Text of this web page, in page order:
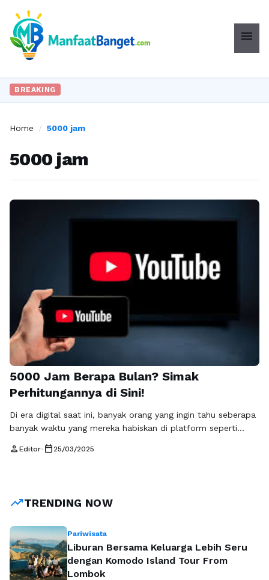
menu
BREAKING
Home / 5000 jam
5000 jam
5000 Jam Berapa Bulan? Simak
Perhitungannya di Sini!
Di era digital saat ini, banyak orang yang ingin tahu seberapa
banyak waktu yang mereka habiskan di platform seperti
adalah, "5000 jam itu berapa bulan?" Mencoba memahami
person Editor• calendar_today 25/03/2025
trending_upTRENDING NOW
Pariwisata
Liburan Bersama Keluarga Lebih Seru
dengan Komodo Island Tour From
Lombok